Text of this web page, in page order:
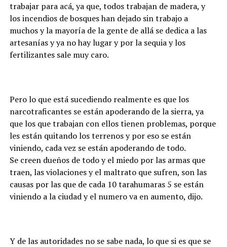
trabajar para acá, ya que, todos trabajan de madera, y
los incendios de bosques han dejado sin trabajo a
muchos y la mayoría de la gente de allá se dedica a las
artesanías y ya no hay lugar y por la sequia y los
fertilizantes sale muy caro.
Pero lo que está sucediendo realmente es que los
narcotraficantes se están apoderando de la sierra, ya
que los que trabajan con ellos tienen problemas, porque
les están quitando los terrenos y por eso se están
viniendo, cada vez se están apoderando de todo.
Se creen dueños de todo y el miedo por las armas que
traen, las violaciones y el maltrato que sufren, son las
causas por las que de cada 10 tarahumaras 5 se están
viniendo a la ciudad y el numero va en aumento, dijo.
Y de las autoridades no se sabe nada, lo que si es que se